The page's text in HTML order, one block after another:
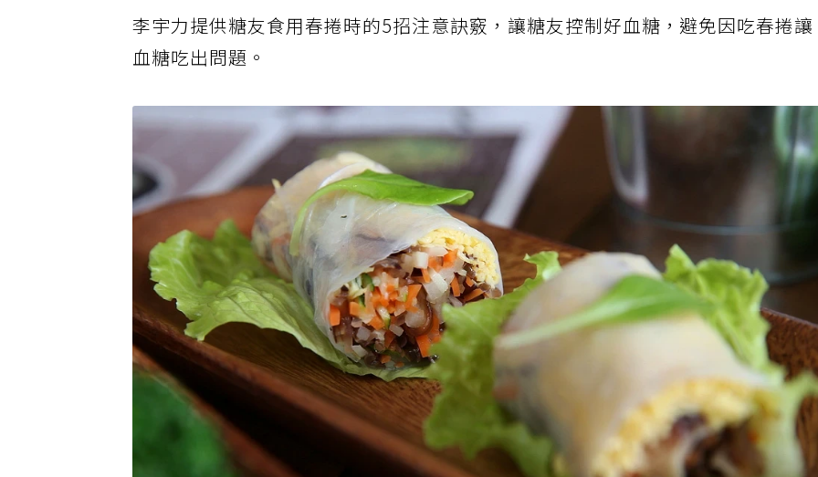
李宇力提供糖友食用春捲時的5招注意訣竅，讓糖友控制好血糖，避免因吃春捲讓
血糖吃出問題。